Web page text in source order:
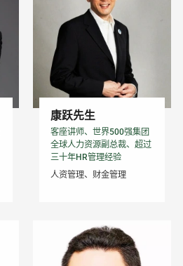
康跃先生
客座讲师、世界500强集团
全球人力资源副总裁、超过
三十年HR管理经验
人资管理、财金管理